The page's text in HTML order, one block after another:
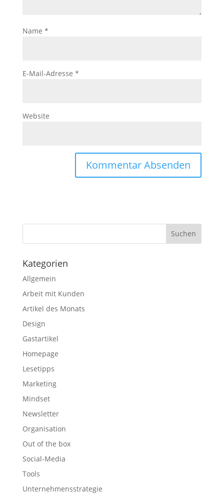
Name *
E-Mail-Adresse *
Website
Kategorien
Allgemein
Arbeit mit Kunden
Artikel des Monats
Design
Gastartikel
Homepage
Lesetipps
Marketing
Mindset
Newsletter
Organisation
Out of the box
Social-Media
Tools
Unternehmensstrategie